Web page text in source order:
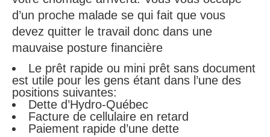
d’un proche malade se qui fait que vous
devez quitter le travail donc dans une
mauvaise posture financière
Le prêt rapide ou mini prêt sans document
est utile pour les gens étant dans l’une des
positions suivantes:
Dette d’Hydro-Québec
Facture de cellulaire en retard
Paiement rapide d’une dette